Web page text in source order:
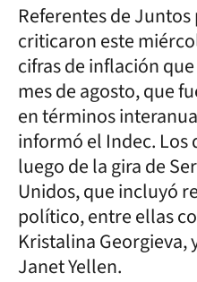
Referentes de
criticaron este
cifras de inflación
mes de agosto, que
en términos
informó el Indec. Los
luego de la gira de
Unidos, que incluyó
político, entre ellas
Kristalina Georgieva,
Janet Yellen.